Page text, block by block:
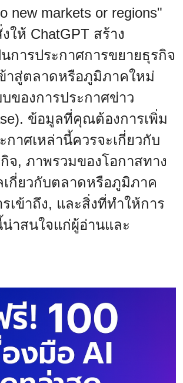
new markets or regions"
ให้ ChatGPT สร้าง
การประกาศการขยายธุรกิจ
าสู่ตลาดหรือภูมิภาคใหม่
ของการประกาศข่าว
ข้อมูลที่คุณต้องการเพิ่ม
กาศเหล่านี้ควรจะเกี่ยวกับ
จ, ภาพรวมของโอกาสทาง
กี่ยวกับตลาดหรือภูมิภาค
เข้าถึง, และสิ่งที่ทำให้การ
าสนใจแก่ผู้อ่านและ